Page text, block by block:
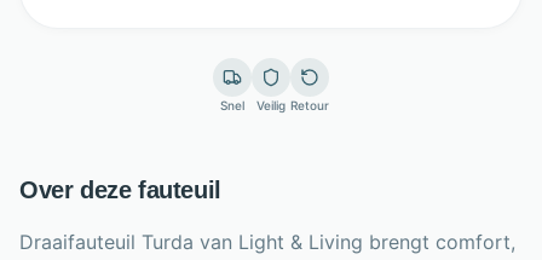
Snel Veilig Retour
Over deze fauteuil
Draaifauteuil Turda van Light & Living brengt comfort,